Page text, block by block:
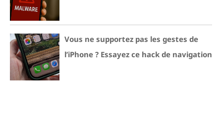
Vous ne supportez pas les gestes de
l’iPhone ? Essayez ce hack de navigation